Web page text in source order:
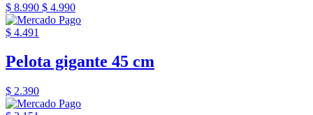
$ 8.990 $ 4.990
$ 4.491
Pelota gigante 45 cm
$ 2.390